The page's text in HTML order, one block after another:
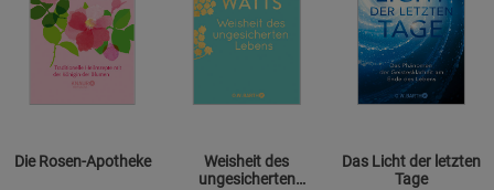
Die Rosen-Apotheke
Weisheit des
ungesicherten
Das Licht der letzten
Tage